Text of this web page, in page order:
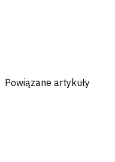
Powiązane artykuły